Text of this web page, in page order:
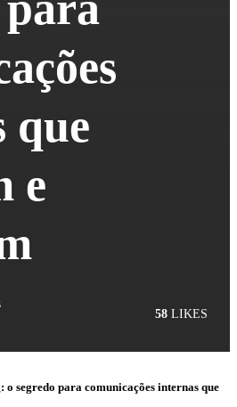
que
e
58 LIKES
segredo para comunicações internas que